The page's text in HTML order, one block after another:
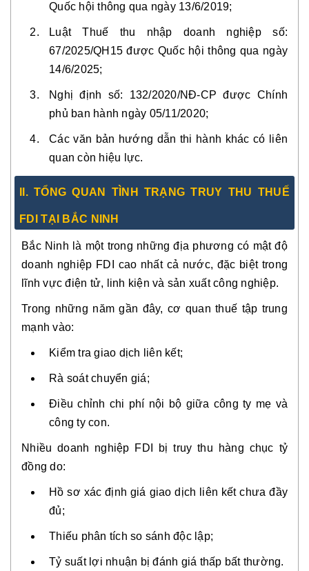
Quốc hội thông qua ngày 13/6/2019;
Luật Thuế thu nhập doanh nghiệp số:
67/2025/QH15 được Quốc hội thông qua ngày
14/6/2025;
Nghị định số: 132/2020/NĐ-CP được Chính
phủ ban hành ngày 05/11/2020;
Các văn bản hướng dẫn thi hành khác có liên
quan còn hiệu lực.
II. TỔNG QUAN TÌNH TRẠNG TRUY THU THUẾ
FDI TẠI BẮC NINH
Bắc Ninh là một trong những địa phương có mật độ
doanh nghiệp FDI cao nhất cả nước, đặc biệt trong
lĩnh vực điện tử, linh kiện và sản xuất công nghiệp.
Trong những năm gần đây, cơ quan thuế tập trung
mạnh vào:
Kiểm tra giao dịch liên kết;
Rà soát chuyển giá;
Điều chỉnh chi phí nội bộ giữa công ty mẹ và
công ty con.
Nhiều doanh nghiệp FDI bị truy thu hàng chục tỷ
đồng do:
Hồ sơ xác định giá giao dịch liên kết chưa đầy
đủ;
Thiếu phân tích so sánh độc lập;
Tỷ suất lợi nhuận bị đánh giá thấp bất thường.